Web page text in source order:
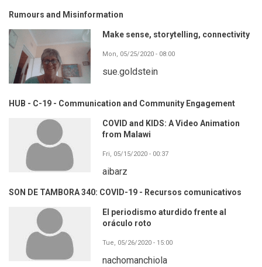
Rumours and Misinformation
Make sense, storytelling, connectivity
Mon, 05/25/2020 - 08:00
sue.goldstein
HUB - C-19 - Communication and Community Engagement
COVID and KIDS: A Video Animation
from Malawi
Fri, 05/15/2020 - 00:37
aibarz
SON DE TAMBORA 340: COVID-19 - Recursos comunicativos
El periodismo aturdido frente al
oráculo roto
Tue, 05/26/2020 - 15:00
nachomanchiola